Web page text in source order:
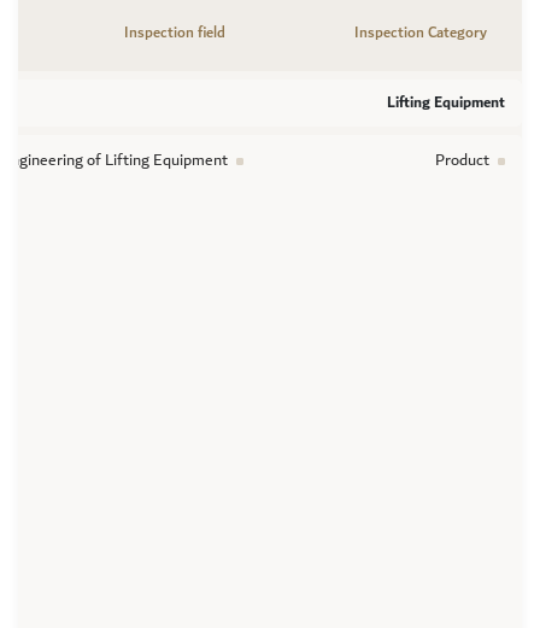
Inspection Category
Inspection field
Lifting Equipment
Product
of Lifting Equipment